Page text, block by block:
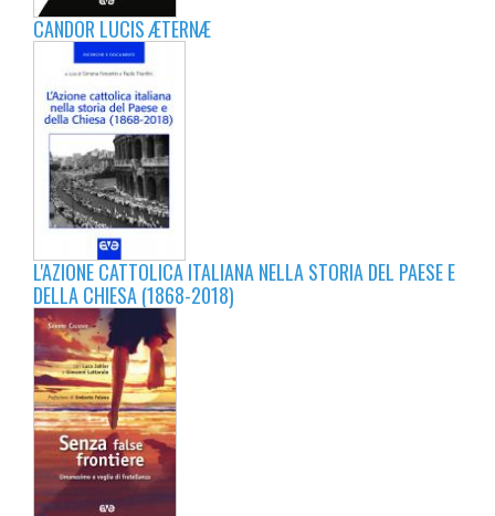
CANDOR LUCIS ÆTERNÆ
L'AZIONE CATTOLICA ITALIANA NELLA STORIA DEL PAESE E
DELLA CHIESA (1868-2018)